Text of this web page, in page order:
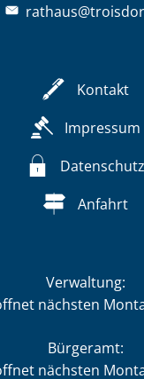
Kontakt
Impressum
Datenschutz
Anfahrt
Verwaltung:
Öffnungs- oder
nächsten
Bürgeramt:
Öffnungs- oder
nächsten